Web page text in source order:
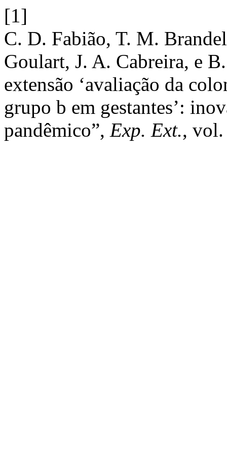
[1]
C. D. Fabião, T. M.
Goulart, J. A. Cabreira, e
extensão ‘avaliação da
grupo b em gestantes’:
pandêmico”, Exp. Ext., vol.